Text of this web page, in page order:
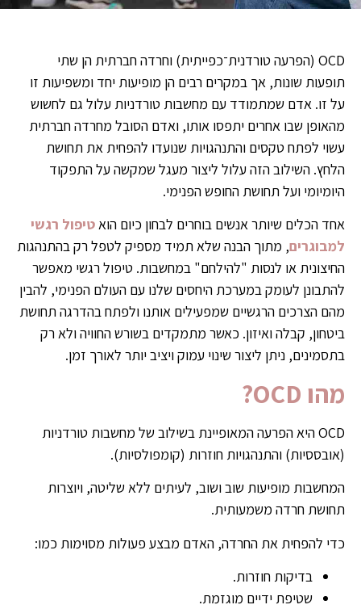
OCD (הפרעה טורדנית־כפייתית) וחרדה חברתית הן שתי
תופעות שונות, אך במקרים רבים הן מופיעות יחד ומשפיעות זו
על זו. אדם שמתמודד עם מחשבות טורדניות עלול גם לחשוש
מהאופן שבו אחרים יתפסו אותו, ואדם הסובל מחרדה חברתית
עשוי לפתח טקסים והתנהגויות שנועדו להפחית את תחושת
הלחץ. השילוב הזה עלול ליצור מעגל שמקשה על התפקוד
היומיומי ועל תחושת החופש הפנימי.
אחד הכלים שיותר אנשים בוחרים לבחון כיום הואטיפול רגשי
למבוגרים, מתוך הבנה שלא תמיד מספיק לטפל רק בהתנהגות
החיצונית או לנסות "להילחם" במחשבות. טיפול רגשי מאפשר
להתבונן לעומק במערכת היחסים שלנו עם העולם הפנימי, להבין
מהם הצרכים הרגשיים שמפעילים אותנו ולפתח בהדרגה תחושת
ביטחון, קבלה ואיזון. כאשר מתמקדים בשורש החוויה ולא רק
בתסמינים, ניתן ליצור שינוי עמוק ויציב יותר לאורך זמן.
מהו OCD?
OCD היא הפרעה המאופיינת בשילוב של מחשבות טורדניות
(אובססיות) והתנהגויות חוזרות (קומפולסיות).
המחשבות מופיעות שוב ושוב, לעיתים ללא שליטה, ויוצרות
תחושת חרדה משמעותית.
כדי להפחית את החרדה, האדם מבצע פעולות מסוימות כמו:
בדיקות חוזרות.
שטיפת ידיים מוגזמת.